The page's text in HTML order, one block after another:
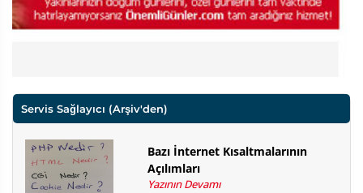
Servis Sağlayıcı (Arşiv'den)
Bazı İnternet Kısaltmalarının
Açılımları
Yazının Devamı